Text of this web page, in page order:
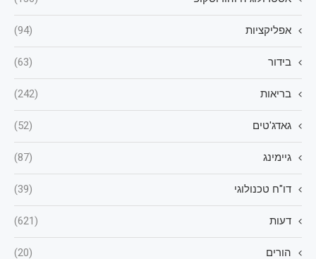
אפליקציות (94)
בידור (63)
בריאות (242)
גאדג'טים (52)
גיימינג (87)
דו"ח טכנולוגי (39)
דעות (621)
הורים (20)